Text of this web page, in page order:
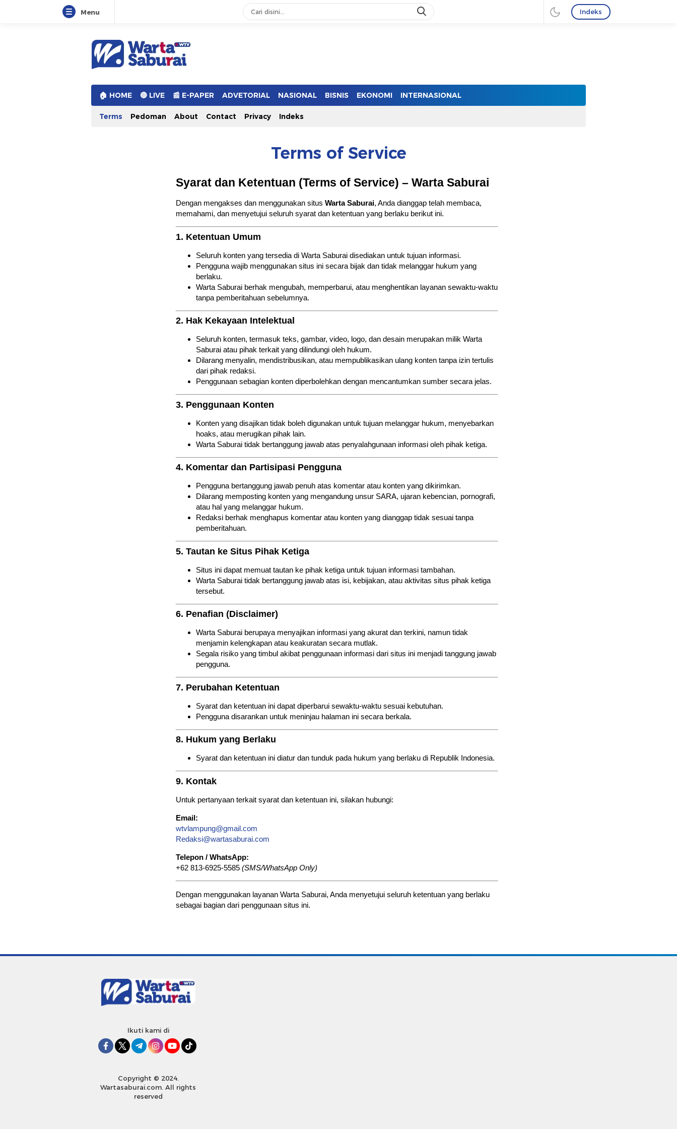
Menu Indeks
Warta Saburai
Sumber Informasi Terkini
🏠︎ HOME 🔴 LIVE 📰 E-PAPER ADVETORIAL NASIONAL BISNIS EKONOMI INTERNASIONAL
Terms Pedoman About Contact Privacy Indeks
Terms of Service
Syarat dan Ketentuan (Terms of Service) – Warta Saburai
Dengan mengakses dan menggunakan situs Warta Saburai, Anda dianggap telah membaca,
memahami, dan menyetujui seluruh syarat dan ketentuan yang berlaku berikut ini.
1. Ketentuan Umum
Seluruh konten yang tersedia di Warta Saburai disediakan untuk tujuan informasi.
Pengguna wajib menggunakan situs ini secara bijak dan tidak melanggar hukum yang
berlaku.
Warta Saburai berhak mengubah, memperbarui, atau menghentikan layanan sewaktu-waktu
tanpa pemberitahuan sebelumnya.
2. Hak Kekayaan Intelektual
Seluruh konten, termasuk teks, gambar, video, logo, dan desain merupakan milik Warta
Saburai atau pihak terkait yang dilindungi oleh hukum.
Dilarang menyalin, mendistribusikan, atau mempublikasikan ulang konten tanpa izin tertulis
dari pihak redaksi.
Penggunaan sebagian konten diperbolehkan dengan mencantumkan sumber secara jelas.
3. Penggunaan Konten
Konten yang disajikan tidak boleh digunakan untuk tujuan melanggar hukum, menyebarkan
hoaks, atau merugikan pihak lain.
Warta Saburai tidak bertanggung jawab atas penyalahgunaan informasi oleh pihak ketiga.
4. Komentar dan Partisipasi Pengguna
Pengguna bertanggung jawab penuh atas komentar atau konten yang dikirimkan.
Dilarang memposting konten yang mengandung unsur SARA, ujaran kebencian, pornografi,
atau hal yang melanggar hukum.
Redaksi berhak menghapus komentar atau konten yang dianggap tidak sesuai tanpa
pemberitahuan.
5. Tautan ke Situs Pihak Ketiga
Situs ini dapat memuat tautan ke pihak ketiga untuk tujuan informasi tambahan.
Warta Saburai tidak bertanggung jawab atas isi, kebijakan, atau aktivitas situs pihak ketiga
tersebut.
6. Penafian (Disclaimer)
Warta Saburai berupaya menyajikan informasi yang akurat dan terkini, namun tidak
menjamin kelengkapan atau keakuratan secara mutlak.
Segala risiko yang timbul akibat penggunaan informasi dari situs ini menjadi tanggung jawab
pengguna.
7. Perubahan Ketentuan
Syarat dan ketentuan ini dapat diperbarui sewaktu-waktu sesuai kebutuhan.
Pengguna disarankan untuk meninjau halaman ini secara berkala.
8. Hukum yang Berlaku
Syarat dan ketentuan ini diatur dan tunduk pada hukum yang berlaku di Republik Indonesia.
9. Kontak
Untuk pertanyaan terkait syarat dan ketentuan ini, silakan hubungi:
Email:
wtvlampung@gmail.com
Redaksi@wartasaburai.com
Telepon / WhatsApp:
+62 813-6925-5585 (SMS/WhatsApp Only)
Dengan menggunakan layanan Warta Saburai, Anda menyetujui seluruh ketentuan yang berlaku
sebagai bagian dari penggunaan situs ini.
Ikuti kami di
Copyright © 2024.
Wartasaburai.com. All rights
reserved